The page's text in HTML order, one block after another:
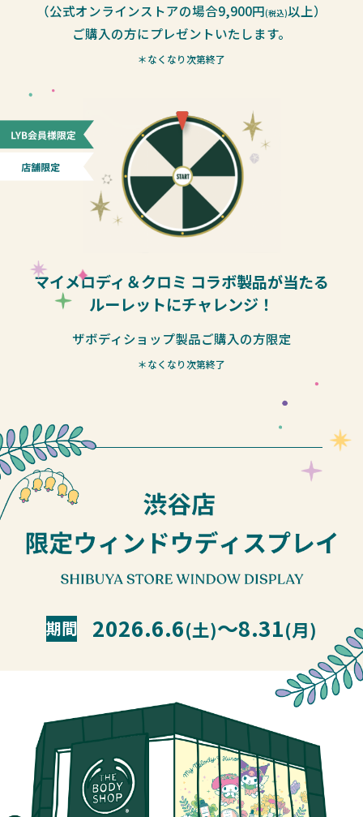
（公式オンラインストアの場合9,900円(税込)以上）
ご購入の方にプレゼントいたします。
＊なくなり次第終了
マイメロディ＆クロミ コラボ製品が当たる
ルーレットにチャレンジ！
ザボディショップ製品ご購入の方限定
＊なくなり次第終了
期間 2026.6.6(土)〜8.31(月)